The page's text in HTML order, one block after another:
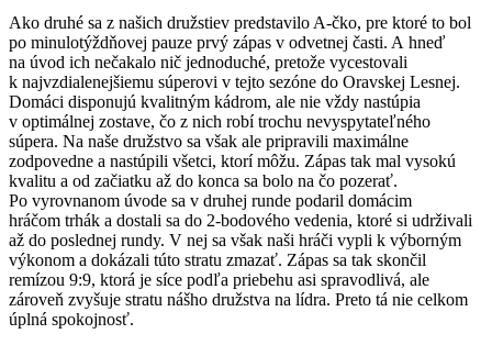
Ako druhé sa z našich družstiev predstavilo A-čko, pre ktoré to bol
po minulotýždňovej pauze prvý zápas v odvetnej časti. A hneď
na úvod ich nečakalo nič jednoduché, pretože vycestovali
k najvzdialenejšiemu súperovi v tejto sezóne do Oravskej Lesnej.
Domáci disponujú kvalitným kádrom, ale nie vždy nastúpia
v optimálnej zostave, čo z nich robí trochu nevyspytateľného
súpera. Na naše družstvo sa však ale pripravili maximálne
zodpovedne a nastúpili všetci, ktorí môžu. Zápas tak mal vysokú
kvalitu a od začiatku až do konca sa bolo na čo pozerať.
Po vyrovnanom úvode sa v druhej runde podaril domácim
hráčom trhák a dostali sa do 2-bodového vedenia, ktoré si udrživali
až do poslednej rundy. V nej sa však naši hráči vypli k výborným
výkonom a dokázali túto stratu zmazať. Zápas sa tak skončil
remízou 9:9, ktorá je síce podľa priebehu asi spravodlivá, ale
zároveň zvyšuje stratu nášho družstva na lídra. Preto tá nie celkom
úplná spokojnosť.